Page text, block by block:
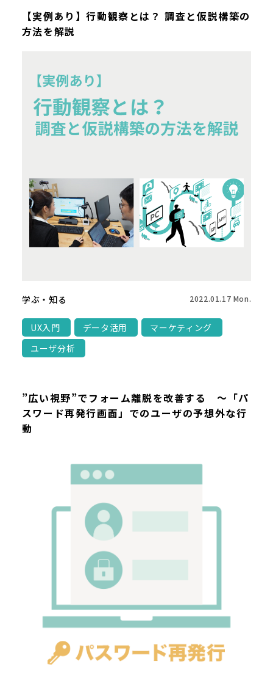
【実例あり】行動観察とは？ 調査と仮説構築の
方法を解説
学ぶ・知る 2022.01.17 Mon.
UX入門 データ活用
マーケティング
ユーザ分析
”広い視野”でフォーム離脱を改善する ～「パ
スワード再発行画面」でのユーザの予想外な行
動